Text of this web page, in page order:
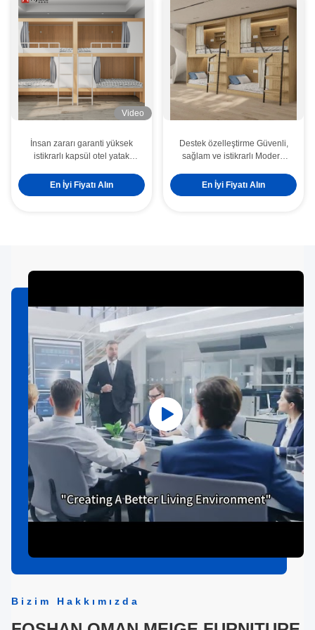
Video
İnsan zararı garanti yüksek
istikrarlı kapsül otel yatak
En İyi Fiyatı Alın
Destek özelleştirme Güvenli,
sağlam ve istikrarlı Modern
mobilyaları
En İyi Fiyatı Alın
Bizim Hakkımızda